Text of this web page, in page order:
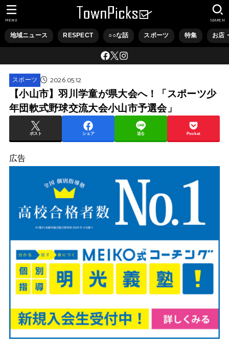
地域ニュース RESPECT ○○な話 スポーツ 特集 お店
SEARCH
MENU
スポーツ 2026.05.12
【小山市】羽川学童が県大会へ！「スポーツ少
年団軟式野球交流大会小山市予選会」
ポスト シェア 送る Pocket
広告